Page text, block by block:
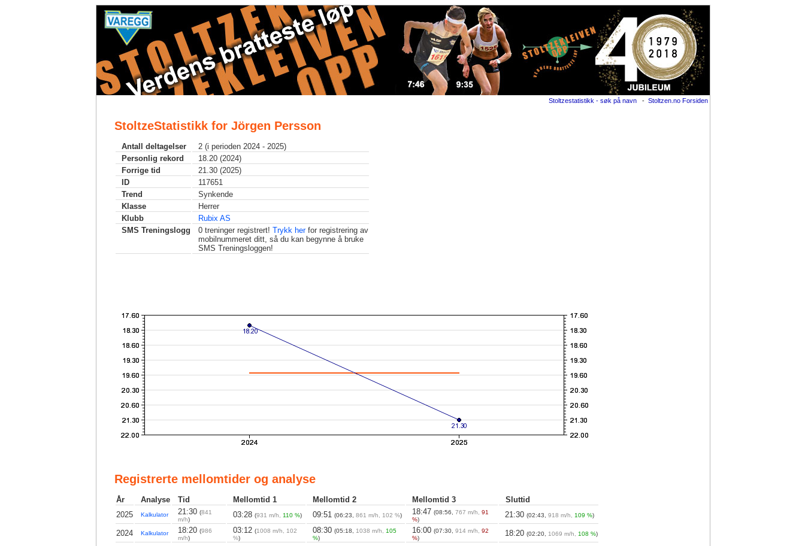
Stoltzestatistikk - søk på navn - Stoltzen.no Forsiden
StoltzeStatistikk for Jörgen Persson
Antall deltagelser
2 (i perioden 2024 - 2025)
Personlig rekord
18.20 (2024)
Forrige tid
21.30 (2025)
ID
117651
Trend
Synkende
Klasse
Herrer
Klubb
Rubix AS
SMS Treningslogg
0 treninger registrert! Trykk herfor registrering av
mobilnummeret ditt, så du kan begynne å bruke
SMS Treningsloggen!
Registrerte mellomtider og analyse
År Analyse Tid Mellomtid 1 Mellomtid 2 Mellomtid 3
Sluttid
2025
Kalkulator 21:30 (841
m/h)
03:28 (931 m/h, 110 %) 09:51 (06:23, 861 m/h, 102 %) 18:47 (08:56, 767 m/h, 91
%)
21:30 (02:43, 918 m/h, 109 %)
2024 Kalkulator 18:20 (986
m/h)
03:12 (1008 m/h, 102
%)
08:30 (05:18, 1038 m/h, 105
%)
16:00 (07:30, 914 m/h, 92
%)
18:20 (02:20, 1069 m/h, 108 %)